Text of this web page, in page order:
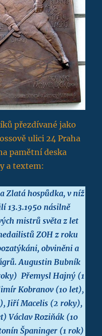
přezdívané jako
ulici 24 Praha
pamětní deska
a textem:
Zlatá hospůdka, v níž
13.3.1950 násilně
mistrů světa z let
ZOH z roku
obviněni a
Augustin Bubník
Přemysl Hajný (1
Kobranov (10 let),
Jiří Macelis (2 roky),
Václav Roziňák (10
Španinger (1 rok)